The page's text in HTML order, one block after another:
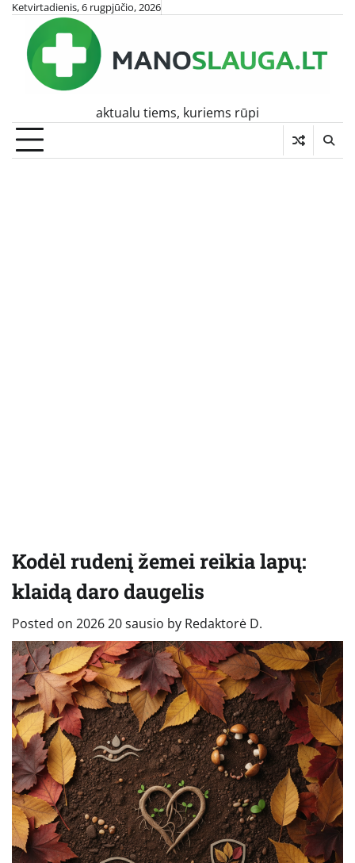
Skip
content
Ketvirtadienis, 6 rugpjūčio, 2026
aktualu tiems, kuriems rūpi
Kodėl rudenį žemei reikia lapų:
klaidą daro daugelis
Posted on 2026 20 sausio by Redaktorė D.